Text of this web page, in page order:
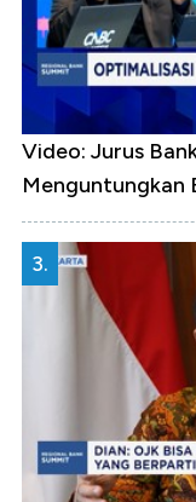
Video: Jurus
Menguntungkan
3.